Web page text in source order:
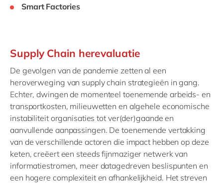
Smart Factories
Supply Chain herevaluatie
De gevolgen van de pandemie zetten al een
heroverweging van supply chain strategieën in gang.
Echter, dwingen de momenteel toenemende arbeids- en
transportkosten, milieuwetten en algehele economische
instabiliteit organisaties tot ver(der)gaande en
aanvullende aanpassingen. De toenemende vertakking
van de verschillende actoren die impact hebben op deze
keten, creëert een steeds fijnmaziger netwerk van
informatiestromen, meer datagedreven beslispunten en
een hogere complexiteit en afhankelijkheid. Het streven